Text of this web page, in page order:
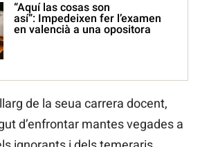
“Aquí las cosas son
así”: Impedeixen fer l’examen
en valencià a una opositora
de la seua carrera docent,
d’enfrontar mantes vegades a